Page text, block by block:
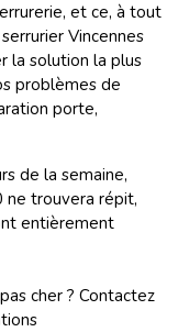
et ce, à tout
Vincennes
la solution la plus
problèmes de
porte,
de la semaine,
ne trouvera répit,
entièrement
cher ? Contactez